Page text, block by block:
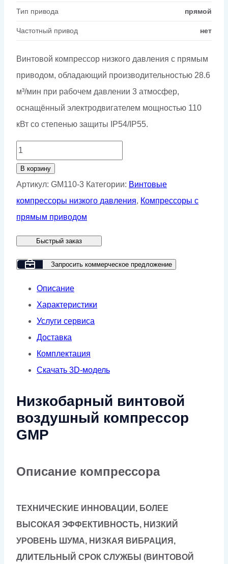
Тип привода прямой
Частотный привод нет
Винтовой компрессор низкого давления с прямым
приводом, обладающий производительностью 28.6
м³/мин при рабочем давлении 3 атмосфер,
оснащённый электродвигателем мощностью 110
кВт со степенью защиты IP54/IP55.
Количество
товара
Винтовой
компрессор
GMP
3
В корзину
Артикул: GM110-3 Категории: Винтовые
компрессоры низкого давления, Компрессоры с
прямым приводом
Быстрый заказ
Запросить коммерческое предложение
Описание
Характеристики
Услуги сервиса
Доставка
Комплектация
Скачать 3D-модель
Низкобарный винтовой
воздушный компрессор
GMP
Описание компрессора
ТЕХНИЧЕСКИЕ ИННОВАЦИИ, БОЛЕЕ
ВЫСОКАЯ ЭФФЕКТИВНОСТЬ, НИЗКИЙ
УРОВЕНЬ ШУМА, НИЗКАЯ ВИБРАЦИЯ,
ДЛИТЕЛЬНЫЙ СРОК СЛУЖБЫ (ВИНТОВОЙ